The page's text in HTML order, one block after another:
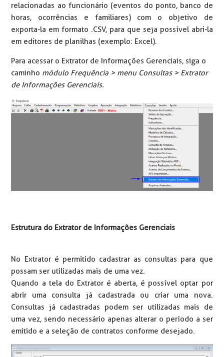
relacionadas ao funcionário (eventos do ponto, banco de
horas, ocorrências e familiares) com o objetivo de
exporta-la em formato .CSV, para que seja possível abri-la
em editores de planilhas (exemplo: Excel).
Para acessar o Extrator de Informações Gerenciais, siga o
caminho módulo Frequência > menu Consultas > Extrator
de Informações Gerenciais.
Estrutura do Extrator de Informações Gerenciais
No Extrator é permitido cadastrar as consultas para que
possam ser utilizadas mais de uma vez.
Quando a tela do Extrator é aberta, é possível optar por
abrir uma consulta já cadastrada ou criar uma nova.
Consultas já cadastradas podem ser utilizadas mais de
uma vez, sendo necessário apenas alterar o período a ser
emitido e a seleção de contratos conforme desejado.